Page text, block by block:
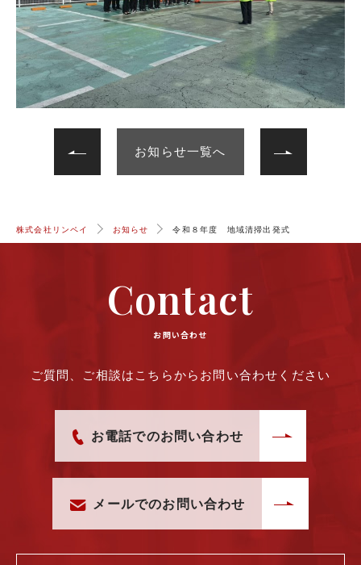
お知らせ一覧へ
株式会社リンペイ お知らせ 令和８年度 地域清掃出発式
Contact
お問い合わせ
ご質問、ご相談はこちらからお問い合わせください
お電話でのお問い合わせ
メールでのお問い合わせ